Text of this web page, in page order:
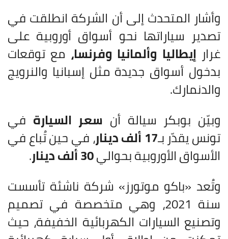
وأشار المتحدث إلى أن الشركة انطلقت في
تصدير سياراتها نحو أسواق أوروبية على
غرار إيطاليا وألمانيا وفرنسا، مع توقعات
بدخول أسواق جديدة مثل إسبانيا والنرويج
والدنمارك.
وبيّن بوبكر سيالة أن سعر السيارة في
تونس يقدّر بـ17 ألف دينار ، في حين تُباع في
الأسواق الأوروبية بحوالي
.
وتُعد «باكو موتورز» شركة ناشئة تأسست
سنة 2021، وهي متخصصة في تصميم
وتصنيع السيارات الكهربائية الخفيفة، حيث